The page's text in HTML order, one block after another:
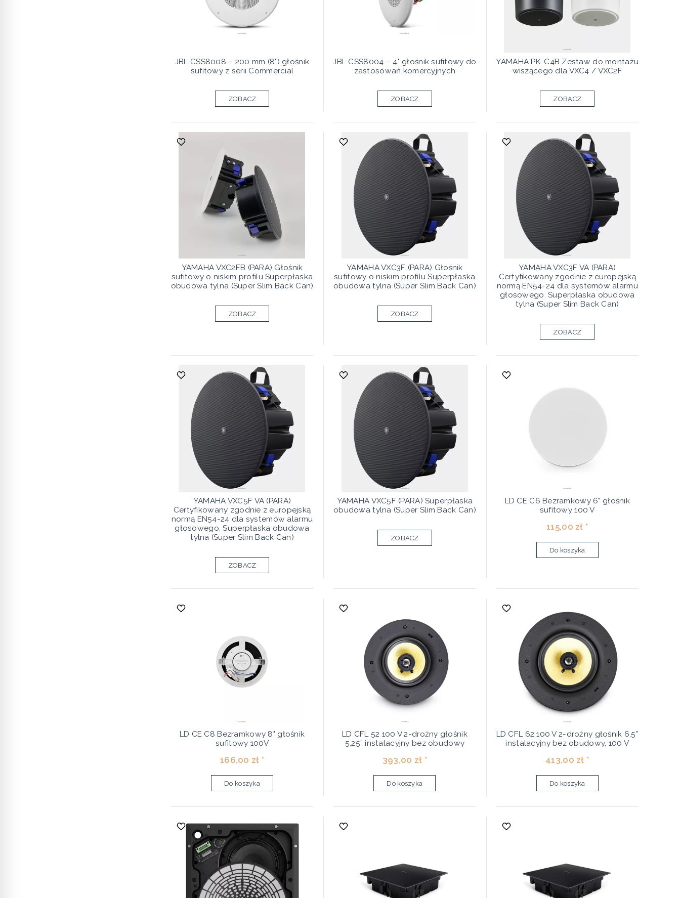
JBL CSS8008 – 200 mm (8") głośnik
sufitowy z serii Commercial
ZOBACZ
JBL CSS8004 – 4" głośnik sufitowy do
zastosowań komercyjnych
ZOBACZ
YAMAHA PK-C4B Zestaw do montażu
wiszącego dla VXC4 / VXC2F
ZOBACZ
YAMAHA VXC2FB (PARA) Głośnik
sufitowy o niskim profilu Superpłaska
obudowa tylna (Super Slim Back Can)
ZOBACZ
YAMAHA VXC3F (PARA) Głośnik
sufitowy o niskim profilu Superpłaska
obudowa tylna (Super Slim Back Can)
ZOBACZ
YAMAHA VXC3F VA (PARA)
Certyfikowany zgodnie z europejską
normą EN54-24 dla systemów alarmu
głosowego. Superpłaska obudowa
tylna (Super Slim Back Can)
ZOBACZ
YAMAHA VXC5F VA (PARA)
Certyfikowany zgodnie z europejską
normą EN54-24 dla systemów alarmu
głosowego. Superpłaska obudowa
tylna (Super Slim Back Can)
ZOBACZ
YAMAHA VXC5F (PARA) Superpłaska
obudowa tylna (Super Slim Back Can)
ZOBACZ
LD CE C6 Bezramkowy 6" głośnik
sufitowy 100 V
115,00 zł *
Do koszyka
LD CE C8 Bezramkowy 8" głośnik
sufitowy 100V
166,00 zł *
Do koszyka
LD CFL 52 100 V 2-drożny głośnik
5,25” instalacyjny bez obudowy
393,00 zł *
Do koszyka
LD CFL 62 100 V 2-drożny głośnik 6,5”
instalacyjny bez obudowy, 100 V
413,00 zł *
Do koszyka